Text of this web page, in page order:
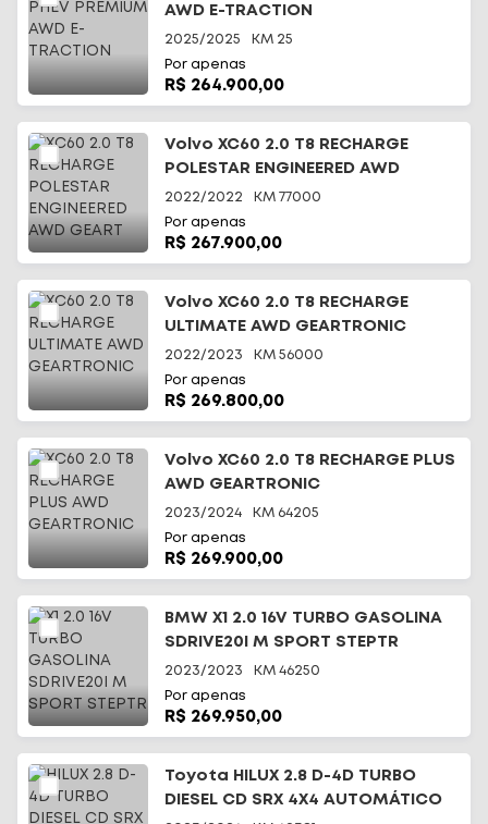
AWD E-TRACTION
2025/2025 KM 25
Por apenas
R$ 264.900,00
Volvo XC60 2.0 T8 RECHARGE
POLESTAR ENGINEERED AWD
GEART
2022/2022 KM 77000
Por apenas
R$ 267.900,00
Volvo XC60 2.0 T8 RECHARGE
ULTIMATE AWD GEARTRONIC
2022/2023 KM 56000
Por apenas
R$ 269.800,00
Volvo XC60 2.0 T8 RECHARGE PLUS
AWD GEARTRONIC
2023/2024 KM 64205
Por apenas
R$ 269.900,00
BMW X1 2.0 16V TURBO GASOLINA
SDRIVE20I M SPORT STEPTR
2023/2023 KM 46250
Por apenas
R$ 269.950,00
Toyota HILUX 2.8 D-4D TURBO
DIESEL CD SRX 4X4 AUTOMÁTICO